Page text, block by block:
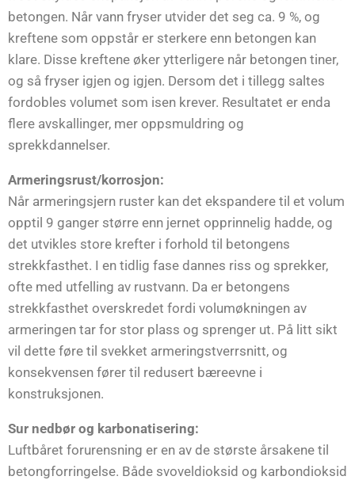
betongen. Når vann fryser utvider det seg ca. 9 %, og
kreftene som oppstår er sterkere enn betongen kan
klare. Disse kreftene øker ytterligere når betongen tiner,
og så fryser igjen og igjen. Dersom det i tillegg saltes
fordobles volumet som isen krever. Resultatet er enda
flere avskallinger, mer oppsmuldring og
sprekkdannelser.
Armeringsrust/korrosjon:
Når armeringsjern ruster kan det ekspandere til et volum
opptil 9 ganger større enn jernet opprinnelig hadde, og
det utvikles store krefter i forhold til betongens
strekkfasthet. I en tidlig fase dannes riss og sprekker,
ofte med utfelling av rustvann. Da er betongens
strekkfasthet overskredet fordi volumøkningen av
armeringen tar for stor plass og sprenger ut. På litt sikt
vil dette føre til svekket armeringstverrsnitt, og
konsekvensen fører til redusert bæreevne i
konstruksjonen.
Sur nedbør og karbonatisering:
Luftbåret forurensning er en av de største årsakene til
betongforringelse. Både svoveldioksid og karbondioksid